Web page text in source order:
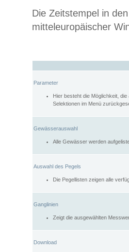
Die Zeitstempel in
mitteleuropäischer
Parameter
Hier besteht die Möglichkeit,
Selektionen im Menü
Gewässerauswahl
Alle Gewässer werden
Auswahl des Pegels
Die Pegellisten zeigen alle
Ganglinien
Zeigt die ausgewählten
Download